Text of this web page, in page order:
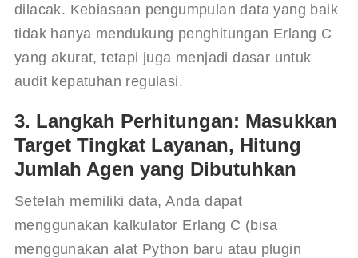
dilacak. Kebiasaan pengumpulan data yang baik
tidak hanya mendukung penghitungan Erlang C
yang akurat, tetapi juga menjadi dasar untuk
audit kepatuhan regulasi.
3. Langkah Perhitungan: Masukkan
Target Tingkat Layanan, Hitung
Jumlah Agen yang Dibutuhkan
Setelah memiliki data, Anda dapat
menggunakan kalkulator Erlang C (bisa
menggunakan alat Python baru atau plugin